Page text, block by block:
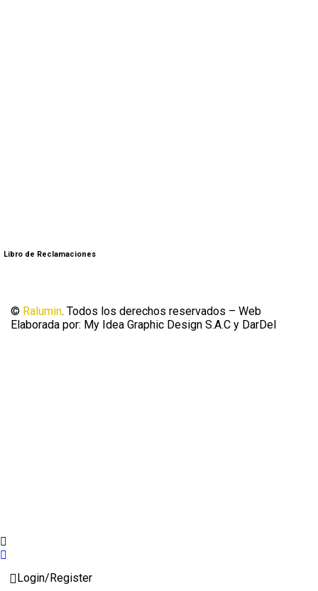
Libro de Reclamaciones
© Ralumin. Todos los derechos reservados – Web
Elaborada por: My Idea Graphic Design S.A.C y DarDel
Login/Register